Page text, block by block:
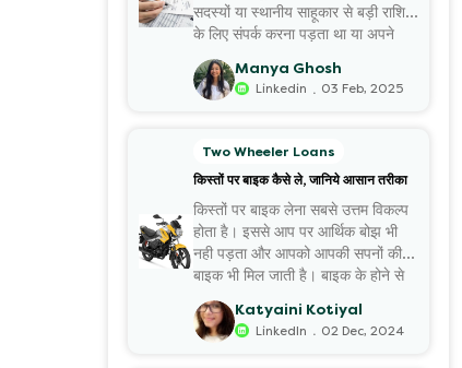
सदस्यों या स्थानीय साहूकार से बड़ी राशि
के लिए संपर्क करना पड़ता था या अपने
कीमती जेवरों इत्यादि को गिरवी रखना
पड़ता था। आज की कहानी...
Manya Ghosh
Linkedin . 03 Feb, 2025
Two Wheeler Loans
किस्तों पर बाइक कैसे ले, जानिये आसान तरीका
किस्तों पर बाइक लेना सबसे उत्तम विकल्प
होता है। इससे आप पर आर्थिक बोझ भी
नही पड़ता और आपको आपकी सपनों की
बाइक भी मिल जाती है। बाइक के होने से
आपके कई अन्य खर्चें और बहुत सा समय
भी बचता है। इसलिए यदि आ...
Katyaini Kotiyal
LinkedIn . 02 Dec, 2024